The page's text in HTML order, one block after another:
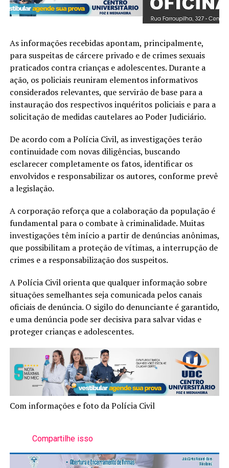
As informações recebidas apontam, principalmente,
para suspeitas de cárcere privado e de crimes sexuais
praticados contra crianças e adolescentes. Durante a
ação, os policiais reuniram elementos informativos
considerados relevantes, que servirão de base para a
instauração dos respectivos inquéritos policiais e para a
solicitação de medidas cautelares ao Poder Judiciário.
De acordo com a Polícia Civil, as investigações terão
continuidade com novas diligências, buscando
esclarecer completamente os fatos, identificar os
envolvidos e responsabilizar os autores, conforme prevê
a legislação.
A corporação reforça que a colaboração da população é
fundamental para o combate à criminalidade. Muitas
investigações têm início a partir de denúncias anônimas,
que possibilitam a proteção de vítimas, a interrupção de
crimes e a responsabilização dos suspeitos.
A Polícia Civil orienta que qualquer informação sobre
situações semelhantes seja comunicada pelos canais
oficiais de denúncia. O sigilo do denunciante é garantido,
e uma denúncia pode ser decisiva para salvar vidas e
proteger crianças e adolescentes.
Com informações e foto da Polícia Civil
Compartilhe isso